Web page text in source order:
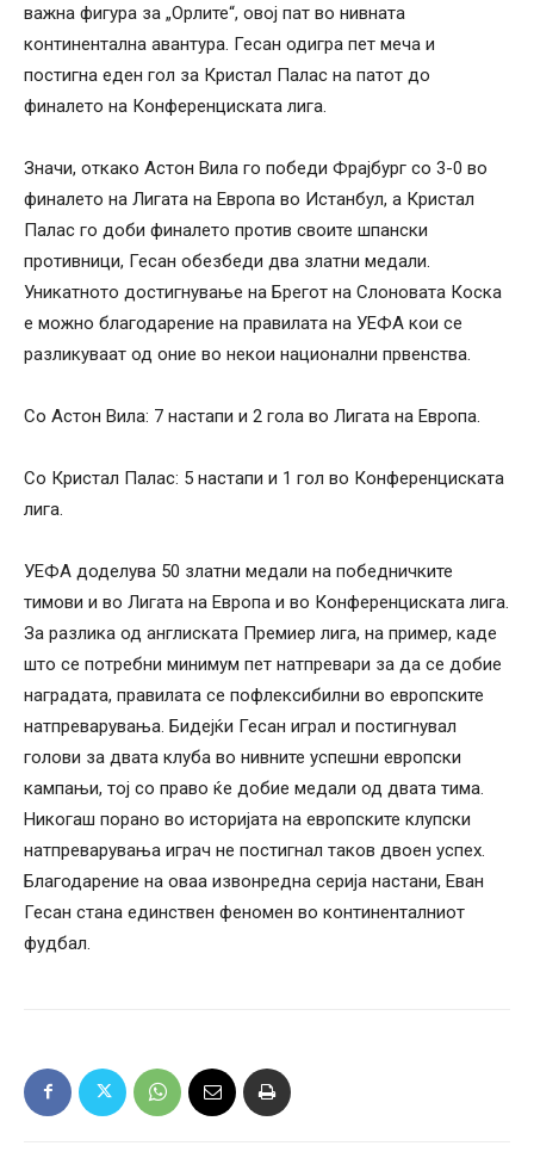
важна фигура за „Орлите“, овој пат во нивната
континентална авантура. Гесан одигра пет меча и
постигна еден гол за Кристал Палас на патот до
финалето на Конференциската лига.
Значи, откако Астон Вила го победи Фрајбург со 3-0 во
финалето на Лигата на Европа во Истанбул, а Кристал
Палас го доби финалето против своите шпански
противници, Гесан обезбеди два златни медали.
Уникатното достигнување на Брегот на Слоновата Коска
е можно благодарение на правилата на УЕФА кои се
разликуваат од оние во некои национални првенства.
Со Астон Вила: 7 настапи и 2 гола во Лигата на Европа.
Со Кристал Палас: 5 настапи и 1 гол во Конференциската
лига.
УЕФА доделува 50 златни медали на победничките
тимови и во Лигата на Европа и во Конференциската лига.
За разлика од англиската Премиер лига, на пример, каде
што се потребни минимум пет натпревари за да се добие
наградата, правилата се пофлексибилни во европските
натпреварувања. Бидејќи Гесан играл и постигнувал
голови за двата клуба во нивните успешни европски
кампањи, тој со право ќе добие медали од двата тима.
Никогаш порано во историјата на европските клупски
натпреварувања играч не постигнал таков двоен успех.
Благодарение на оваа извонредна серија настани, Еван
Гесан стана единствен феномен во континенталниот
фудбал.